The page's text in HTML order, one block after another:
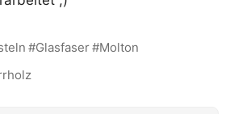
Glasfaser
Molton